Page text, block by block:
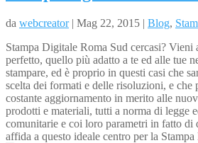
da webcreator| Mag 22, 2015 | Blog,
Stampa Digitale Roma Sud cercasi?
perfetto, quello più adatto a te ed alle tue
stampare, ed è proprio in questi casi che
scelta dei formati e delle risoluzioni, e che
costante aggiornamento in merito alle
prodotti e materiali, tutti a norma di legge
comunitarie e coi loro parametri in fatto di
affida a questo ideale centro per la